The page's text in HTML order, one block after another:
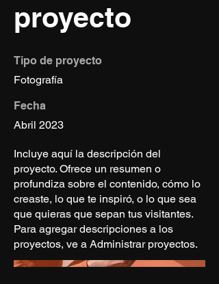
proyecto
Tipo de proyecto
Fotografía
Fecha
Abril 2023
Incluye aquí la descripción del
proyecto. Ofrece un resumen o
profundiza sobre el contenido, cómo lo
creaste, lo que te inspiró, o lo que sea
que quieras que sepan tus visitantes.
Para agregar descripciones a los
proyectos, ve a Administrar proyectos.